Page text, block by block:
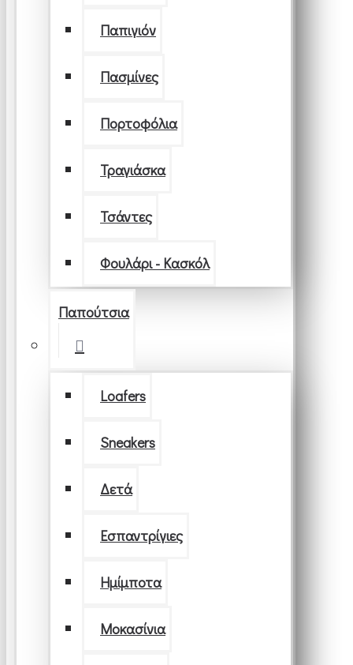
Παπιγιόν
Πασμίνες
Πορτοφόλια
Τραγιάσκα
Τσάντες
Φουλάρι - Κασκόλ
Παπούτσια
Loafers
Sneakers
Δετά
Εσπαντρίγιες
Ημίμποτα
Μοκασίνια